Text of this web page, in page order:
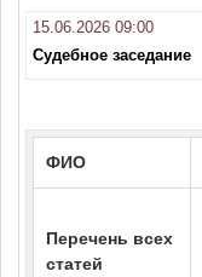
15.06.2026 09:00
Судебное заседание
ФИО
Перечень всех
статей